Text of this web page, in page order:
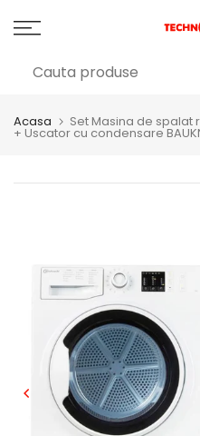
Acasa Set Masina de spalat
+ Uscator cu condensare